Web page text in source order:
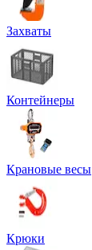
Захваты
Контейнеры
Крановые весы
Крюки